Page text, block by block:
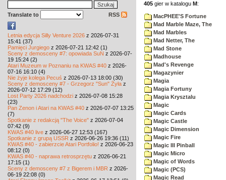
Translate to RSS
Letnia edycja Silly Venture 2026 z 2026-07-31
15:41 (37)
Pamięci Jurgiego z 2026-07-21 12:42 (1)
Sceny z demosceny #7: opowiada SuN z 2026-07-
19 15:24 (2)
Atari Muzeum w Poznaniu na KWAS #40 z 2026-
07-16 16:10 (4)
Nie żyje kolega Pecuś z 2026-07-13 18:00 (30)
Sceny z demosceny #7 - Grzegorz "Sun" Żyła z
2026-07-12 17:29 (12)
Lost Party 2026 nadchodzi z 2026-07-08 15:28
(23)
Pan Zenon i Atari na KWAS #40 z 2026-07-07 13:25
(7)
Spotkanie z redakcją "The Voice" z 2026-07-04
07:42 (9)
KWAS #40 live z 2026-06-27 12:53 (167)
Spotkanie z grupą USSR z 2026-06-26 19:36 (11)
KWAS #40 - zabierzcie Atari Portfolio! z 2026-06-23
08:12 (0)
KWAS #40 - naprawa retrosprzętu z 2026-06-21
17:15 (1)
Sceny z demosceny #7 z Bigerem i MBR z 2026-
06-19 22:08 (0)
405 gier w katalogu M:
MacPHEE'S Fortune
Mad Marble Maze, The
Mad Marbles
Mad Netter, The
Mad Stone
Madhouse
Mad's Revenge
Magazynier
Magia
Magia Fortuny
Magia Krysztalu
Magic
Magic Cards
Magic Castle
Magic Dimension
Magic Fire
Magic III Pinball
Magic Micro
Magic of Words
Magic (PCS)
Magic Read